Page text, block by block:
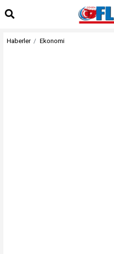
Haberler Ekonomi